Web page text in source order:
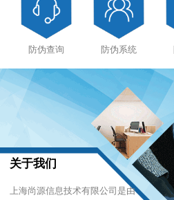
防伪查询 防伪系统
关于我们
上海尚源信息技术有限公司是由